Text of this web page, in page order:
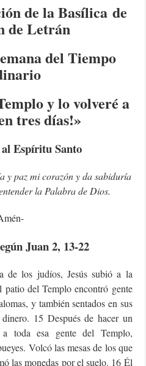
de laBasílicade
de Letrán
del Tiempo
y lo volveré a
tres días!»
Espíritu Santo
y paz mi corazón y da sabiduría
la Palabra de Dios.
Juan 2, 13-22
de los judíos, Jesús subió a la
patio del Templo encontró gente
y también sentados en sus
15 Después de hacer un
toda esa gente del Templo,
Volcó las mesas de los que
las monedas por el suelo. 16 Él